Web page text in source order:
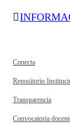
Conecta
Repositorio
Transparencia
Convocatoria